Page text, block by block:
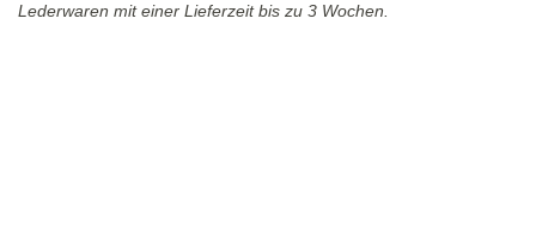
Lederwaren mit einer Lieferzeit bis zu 3 Wochen.